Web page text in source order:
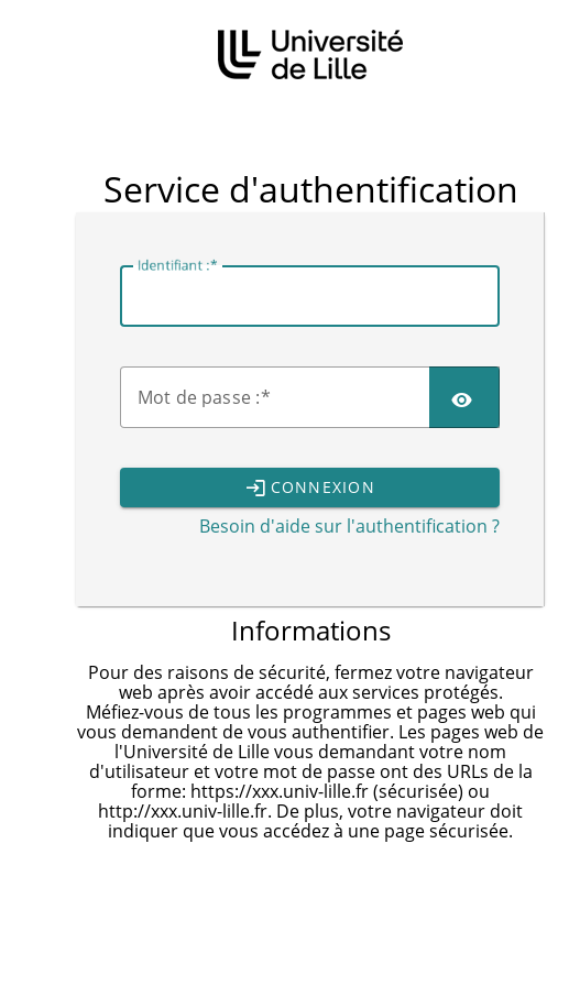
CAS
Service d'authentification
Identifiant :
Mot de passe :
CONNEXION
Besoin d'aide sur l'authentification ?
Informations
Pour des raisons de sécurité, fermez votre navigateur
web après avoir accédé aux services protégés.
Méfiez-vous de tous les programmes et pages web qui
vous demandent de vous authentifier. Les pages web de
l'Université de Lille vous demandant votre nom
d'utilisateur et votre mot de passe ont des URLs de la
forme: https://xxx.univ-lille.fr (sécurisée) ou
http://xxx.univ-lille.fr. De plus, votre navigateur doit
indiquer que vous accédez à une page sécurisée.